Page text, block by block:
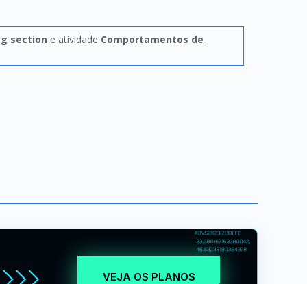
section e atividade Comportamentos de
VEJA OS PLANOS